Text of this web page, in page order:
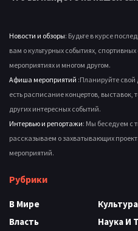
Новости и обзоры: Будьте в курсе
вам о культурных событиях,
мероприятиях и многом другом.
Афиша мероприятий :Планируйте
есть расписание концертов, выставок,
других интересных событий.
Интервью и репортажи: Мы беседуем с
рассказываем о захватывающих
мероприятий.
Рубрики
В Мире
Власть
Культура
Наука И